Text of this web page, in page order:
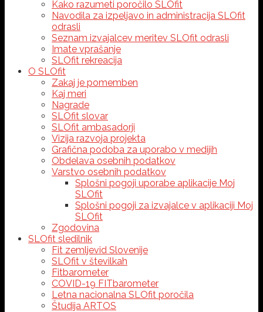
Kako razumeti poročilo SLOfit
Navodila za izpeljavo in administracija SLOfit
odrasli
Seznam izvajalcev meritev SLOfit odrasli
Imate vprašanje
SLOfit rekreacija
O SLOfit
Zakaj je pomemben
Kaj meri
Nagrade
SLOfit slovar
SLOfit ambasadorji
Vizija razvoja projekta
Grafična podoba za uporabo v medijih
Obdelava osebnih podatkov
Varstvo osebnih podatkov
Splošni pogoji uporabe aplikacije Moj
SLOfit
Splošni pogoji za izvajalce v aplikaciji Moj
SLOfit
Zgodovina
SLOfit sledilnik
Fit zemljevid Slovenije
SLOfit v številkah
Fitbarometer
COVID-19 FITbarometer
Letna nacionalna SLOfit poročila
Študija ARTOS